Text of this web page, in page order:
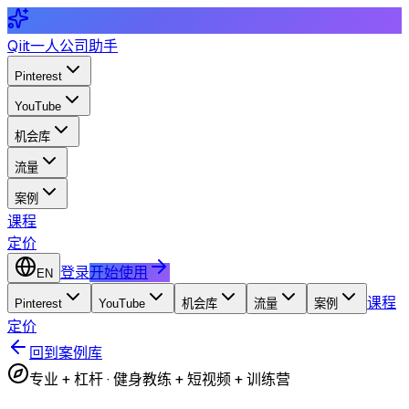
Qiit一人公司助手
Pinterest
YouTube
机会库
流量
案例
课程
定价
EN 登录开始使用
Pinterest YouTube 机会库 流量 案例
课程
定价
回到案例库
专业 + 杠杆·健身教练 + 短视频 + 训练营